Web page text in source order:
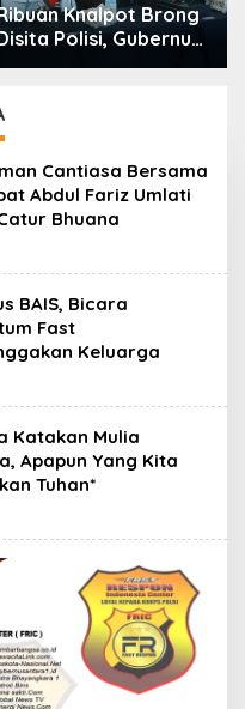
Knalpot Brong
Polisi, Gubernur
Standar
Cantiasa Bersama
Abdul Fariz Umlati
Bhuana
BAIS, Bicara
Fast
Keluarga
Katakan Mulia
Apapun Yang Kita
Tuhan*